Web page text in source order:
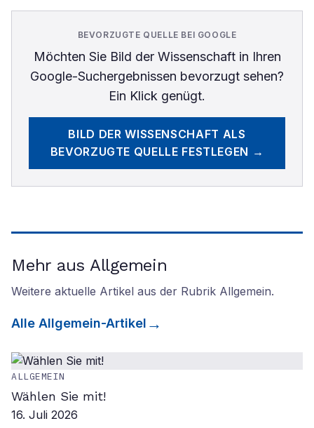
BEVORZUGTE QUELLE BEI GOOGLE
Möchten Sie Bild der Wissenschaftin Ihren
Google-Suchergebnissen bevorzugt sehen?
Ein Klick genügt.
BILD DER WISSENSCHAFT ALS
BEVORZUGTE QUELLE FESTLEGEN →
Mehr aus Allgemein
Weitere aktuelle Artikel aus der Rubrik Allgemein.
Alle Allgemein-Artikel
ALLGEMEIN
Wählen Sie mit!
16. Juli 2026